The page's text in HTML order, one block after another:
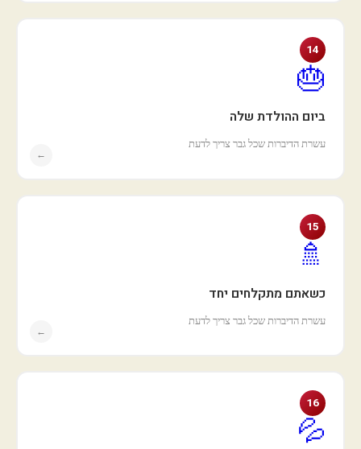
14
🎂
ביום ההולדת שלה
עשרת הדיברות שכל גבר צריך לדעת
←
15
🚿
כשאתם מתקלחים יחד
עשרת הדיברות שכל גבר צריך לדעת
←
16
💦